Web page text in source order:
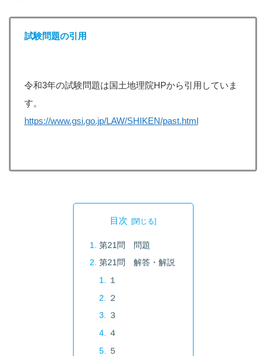
試験問題の引用
令和3年の試験問題は国土地理院HPから引用していま
す。
https://www.gsi.go.jp/LAW/SHIKEN/past.html
目次
第21問 問題
第21問 解答・解説
１
２
３
４
５